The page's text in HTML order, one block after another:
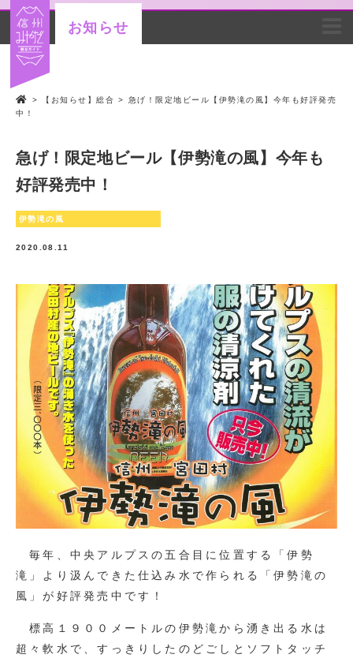
お知らせ
> 【お知らせ】総合 >
急げ！限定地ビール【伊勢滝の風】今年も好評発売
中！
急げ！限定地ビール【伊勢滝の風】今年も
好評発売中！
伊勢滝の風
2020.08.11
毎年、中央アルプスの五合目に位置する「伊勢
滝」より汲んできた仕込み水で作られる「伊勢滝の
風」が好評発売中です！
標高１９００メートルの伊勢滝から湧き出る水は
超々軟水で、すっきりしたのどごしとソフトタッチ